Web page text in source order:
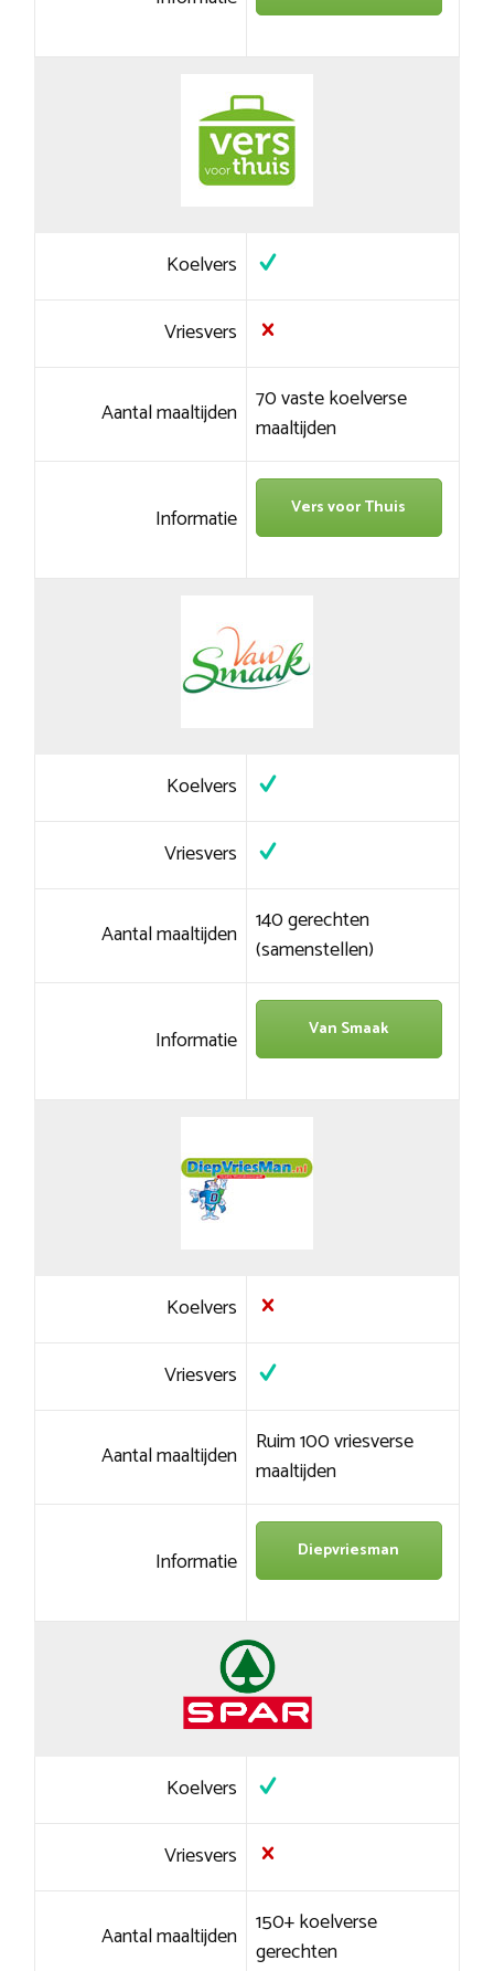
Koelvers
Vriesvers
Aantal maaltijden 70 vaste koelverse
maaltijden
Informatie Vers voor Thuis
Koelvers
Vriesvers
Aantal maaltijden 140 gerechten
(samenstellen)
Informatie Van Smaak
Koelvers
Vriesvers
Aantal maaltijden Ruim 100 vriesverse
maaltijden
Informatie Diepvriesman
Koelvers
Vriesvers
Aantal maaltijden 150+ koelverse
gerechten